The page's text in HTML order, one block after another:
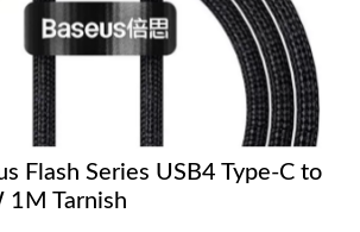
Flash Series USB4 Type-C to
1M Tarnish